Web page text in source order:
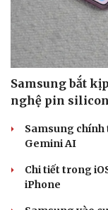
Sức khỏe
Samsung bắt
nghệ pin
Samsung
Gemini AI
Chi tiết trong
iPhone